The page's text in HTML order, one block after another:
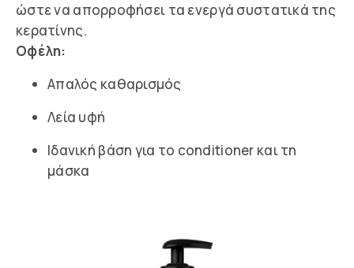
ώστε να απορροφήσει τα ενεργά συστατικά της
κερατίνης.
Οφέλη:
Απαλός καθαρισμός
Λεία υφή
Ιδανική βάση για το conditioner και τη
μάσκα